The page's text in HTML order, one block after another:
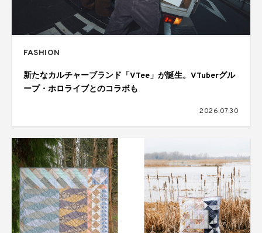
FASHION
新たなカルチャーブランド「VTee」が誕生。VTuberグル
ープ・ホロライブとのコラボも
2026.07.30